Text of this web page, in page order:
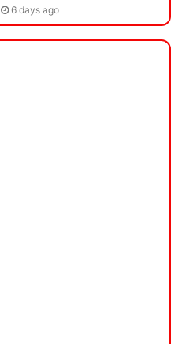
6 days ago